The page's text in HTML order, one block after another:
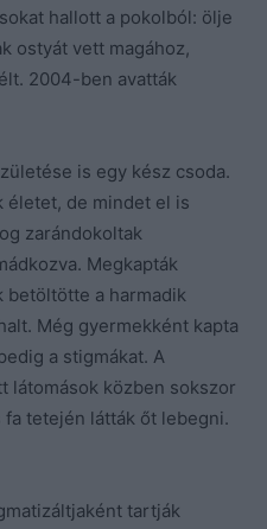
hallott a pokolból: ölje
ostyát vett magához,
2004-ben avatták
is egy kész csoda.
életet, de mindet el is
zarándokoltak
Megkapták
betöltötte a harmadik
Még gyermekként kapta
a stigmákat. A
látomások közben sokszor
tetején látták őt lebegni.
tartják